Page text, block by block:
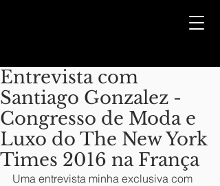
Entrevista com
Santiago Gonzalez -
Congresso de Moda e
Luxo do The New York
Times 2016 na França
Uma entrevista minha exclusiva com